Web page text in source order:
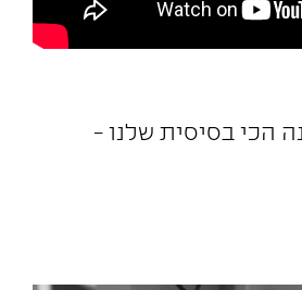
הכי בסיסית שלנו -